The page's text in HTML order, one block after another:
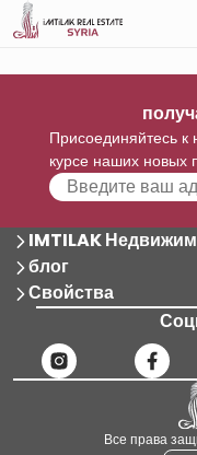
Присоединяйтесь
курсе наших новых
IMTILAK
блог
Свойства
Все права